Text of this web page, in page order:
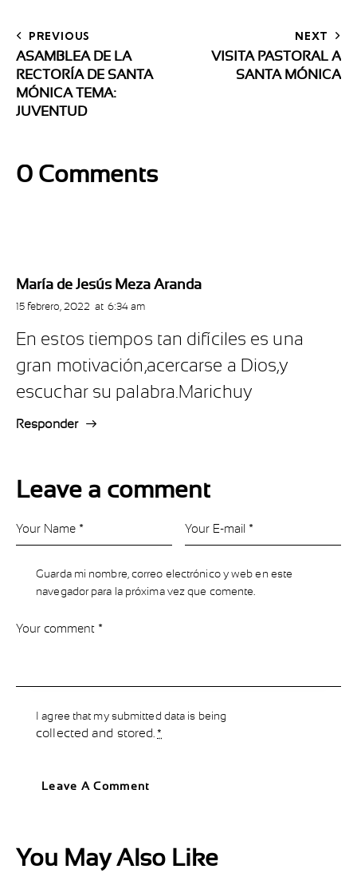
PREVIOUS
ASAMBLEA DE LA
RECTORÍA DE SANTA
MÓNICA TEMA:
JUVENTUD
NEXT
VISITA PASTORAL A
SANTA MÓNICA
0 Comments
María de Jesús Meza Aranda
15 febrero, 2022 at 6:34 am
En estos tiempos tan difíciles es una
gran motivación,acercarse a Dios,y
escuchar su palabra.Marichuy
Responder
Leave a comment
Guarda mi nombre, correo electrónico y web en este
navegador para la próxima vez que comente.
I agree that my submitted data is being
collected and stored .*
You May Also Like